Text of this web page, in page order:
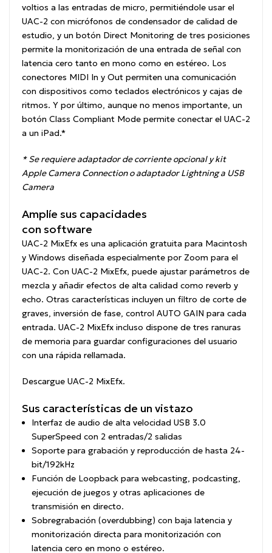
voltios a las entradas de micro, permitiéndole usar el
UAC-2 con micrófonos de condensador de calidad de
estudio, y un botón Direct Monitoring de tres posiciones
permite la monitorización de una entrada de señal con
latencia cero tanto en mono como en estéreo. Los
conectores MIDI In y Out permiten una comunicación
con dispositivos como teclados electrónicos y cajas de
ritmos. Y por último, aunque no menos importante, un
botón Class Compliant Mode permite conectar el UAC-2
a un iPad.*
*Se requiere adaptador de corriente opcional y kit
Apple Camera Connection o adaptador Lightning a USB
Camera
Amplíe sus capacidades
con software
UAC-2 MixEfx es una aplicación gratuita para Macintosh
y Windows diseñada especialmente por Zoom para el
UAC-2. Con UAC-2 MixEfx, puede ajustar parámetros de
mezcla y añadir efectos de alta calidad como reverb y
echo. Otras características incluyen un filtro de corte de
graves, inversión de fase, control AUTO GAIN para cada
entrada. UAC-2 MixEfx incluso dispone de tres ranuras
de memoria para guardar configuraciones del usuario
con una rápida rellamada.
Descargue UAC-2 MixEfx.
Sus características de un vistazo
Interfaz de audio de alta velocidad USB 3.0
SuperSpeed con 2 entradas/2 salidas
Soporte para grabación y reproducción de hasta 24-
bit/192kHz
Función de Loopback para webcasting, podcasting,
ejecución de juegos y otras aplicaciones de
transmisión en directo.
Sobregrabación (overdubbing) con baja latencia y
monitorización directa para monitorización con
latencia cero en mono o estéreo.